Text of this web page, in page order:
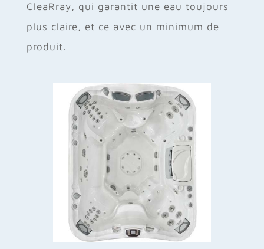
CleaRray, qui garantit une eau toujours
plus claire, et ce avec un minimum de
produit.